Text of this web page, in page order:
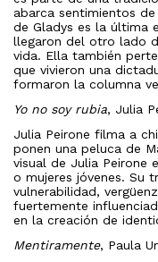
abarca sentimientos
de Gladys es la última
llegaron del otro lado
vida. Ella también
que vivieron una
formaron la columna
Yo no soy rubia, Julia
Julia Peirone filma a
ponen una peluca de
visual de Julia Peirone
o mujeres jóvenes. Su
vulnerabilidad,
fuertemente
en la creación de
Mentiramente, Paula